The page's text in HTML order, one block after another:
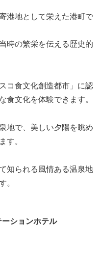
港地として栄えた港町で
時の繁栄を伝える歴史的
コ食文化創造都市」に認
食文化を体験できます。
地で、美しい夕陽を眺め
す。
知られる風情ある温泉地
。
ーションホテル